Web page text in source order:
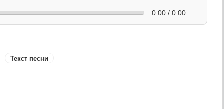
0:00 / 0:00
Текст песни